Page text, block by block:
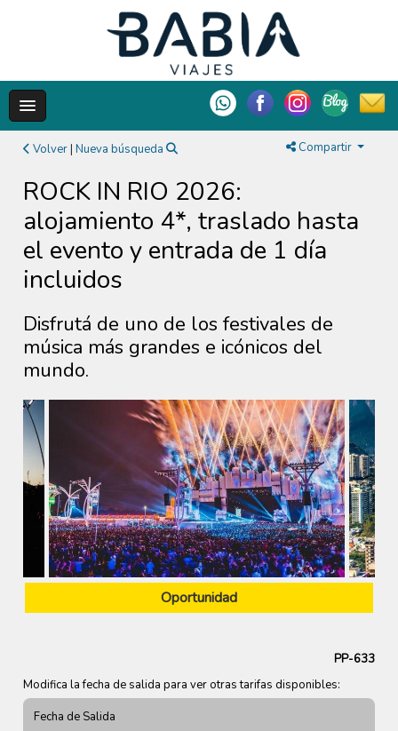
Volver|Nueva búsqueda Compartir
ROCK IN RIO 2026:
alojamiento 4*, traslado hasta
el evento y entrada de 1 día
incluidos
Disfrutá de uno de los festivales de
música más grandes e icónicos del
mundo.
Oportunidad
PP-633
Modifica la fecha de salida para ver otras tarifas disponibles:
Fecha de Salida